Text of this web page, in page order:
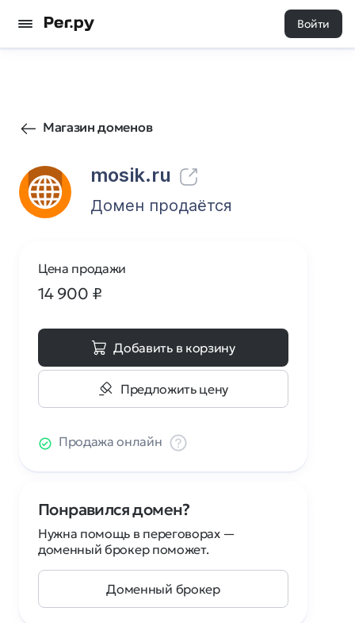
Войти
Магазин доменов
mosik.ru
0 0
Домен продаётся
Цена продажи
14 900 ₽
Добавить в корзину
Предложить цену
Продажа онлайн
Понравился домен?
Нужна помощь в переговорах —
доменный брокер поможет.
Доменный брокер